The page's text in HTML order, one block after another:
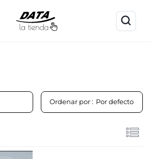
Ordenar por : Por defecto